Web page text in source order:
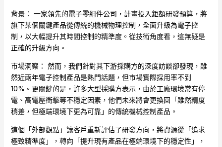
背景： 一家領先的電子零組件公司，計畫投入鉅額研發預算，將
旗下某個關鍵產品從傳統的機械物理控制，全面升級為電子控
制，以大幅提升其時間控制的精準度。從技術角度看，這無疑是
正確的升級方向。
市場洞察： 然而，我們針對其下游採購方的深度訪談卻發現，雖
然近兩年電子控制產品是熱門話題，但市場實際採用率不到
10%。更關鍵的是，許多大型採購方表示，由於工廠環境常有停
電、高電壓衝擊等不穩定因素，他們未來將會更換回「雖然精度
稍差，但極端環境下更為可靠」的傳統機械控制產品。
這個「外部觀點」讓客戶重新評估了研發方向，將資源從「追求
極致精準度」，轉向「提升現有產品在極端環境下的穩定性」，